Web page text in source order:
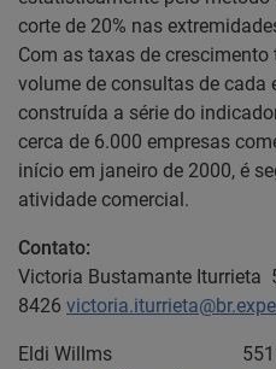
corte de 20% nas
Com as taxas de
volume de consultas de cada
construída a série do
cerca de 6.000 empresas
início em janeiro de 2000, é
atividade comercial.
Contato:
Victoria Bustamante Iturrieta
8426
Eldi Willms 5511